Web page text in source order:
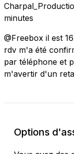
minutes
@Freebox il est
rdv m'a été
par téléphone et
m'avertir d'un
Options